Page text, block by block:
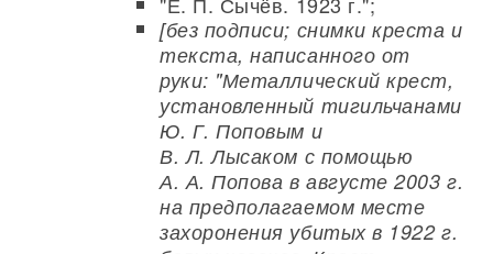
[без подписи; снимки креста и
текста, написанного от
руки: "Металлический крест,
установленный тигильчанами
Ю. Г. Поповым и
В. Л. Лысаком с помощью
А. А. Попова в августе 2003 г.
на предполагаемом месте
захоронения убитых в 1922 г.